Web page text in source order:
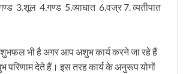
3.शूल 4.गण्ड 5.व्याघात 6.वज्र 7. व्यतीपात
भी है अगर आप अशुभ कार्य करने जा रहे हैं
परिणाम देते हैं। इस तरह कार्य के अनुरूप योगों